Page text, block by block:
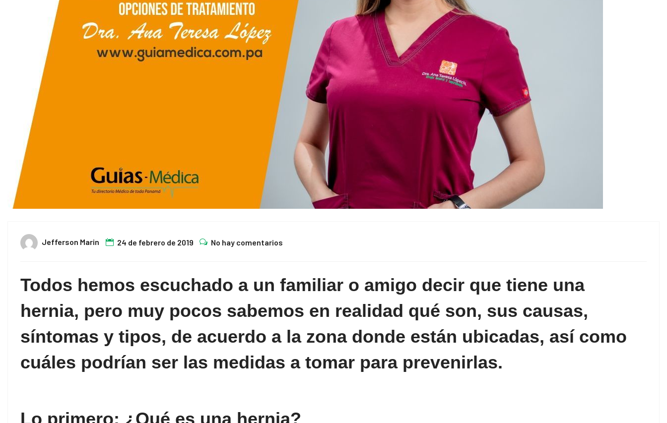
Jefferson Marin 24 de febrero de 2019 No hay comentarios
Todos hemos escuchado a un familiar o amigo decir que tiene una
hernia, pero muy pocos sabemos en realidad qué son, sus causas,
síntomas y tipos, de acuerdo a la zona donde están ubicadas, así como
cuáles podrían ser las medidas a tomar para prevenirlas.
Lo primero: ¿Qué es una hernia?